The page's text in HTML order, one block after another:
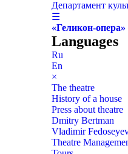
Департамент
☰
«Геликон-
Languages
Ru
En
×
The theatre
History of a house
Press about theatre
Dmitry Bertman
Vladimir
Theatre